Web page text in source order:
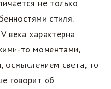
не только
стиля.
века характерна
то моментами,
осмыслением света, то
говорит об